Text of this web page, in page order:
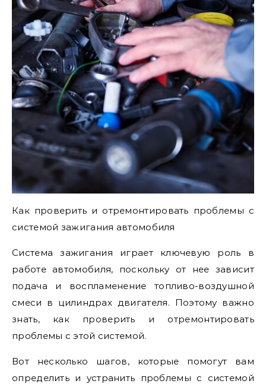
Как проверить и отремонтировать проблемы с
системой зажигания автомобиля
Система зажигания играет ключевую роль в
работе автомобиля, поскольку от нее зависит
подача и воспламенение топливо-воздушной
смеси в цилиндрах двигателя. Поэтому важно
знать, как проверить и отремонтировать
проблемы с этой системой.
Вот несколько шагов, которые помогут вам
определить и устранить проблемы с системой